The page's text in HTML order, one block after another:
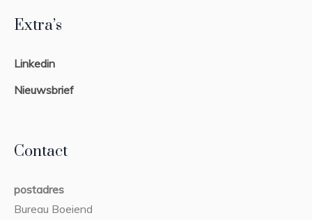
Extra’s
Linkedin
Nieuwsbrief
Contact
postadres
Bureau Boeiend